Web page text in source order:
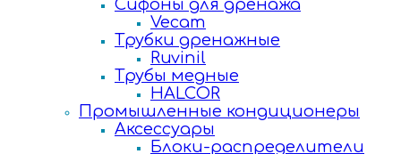
Сифоны для дренажа
Vecam
Трубки дренажные
Ruvinil
Трубы медные
HALCOR
Промышленные кондиционеры
Аксессуары
Блоки-распределители